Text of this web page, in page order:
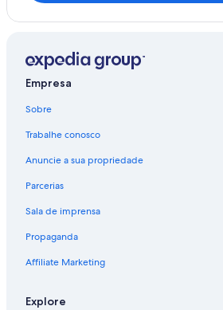
Empresa
Sobre
Trabalhe conosco
Anuncie a sua propriedade
Parcerias
Sala de imprensa
Propaganda
Affiliate Marketing
Explore